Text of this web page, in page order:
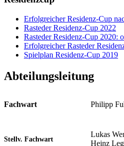
Erfolgreicher Residenz-Cup
Rasteder Residenz-Cup 2022
Rasteder Residenz-Cup 2020:
Erfolgreicher Rasteder
Spielplan Residenz-Cup 2019
Abteilungsleitung
Fachwart Philipp
Stellv. Fachwart
Lukas
Heinz